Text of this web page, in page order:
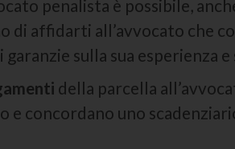
penalista è possibile,
di affidarti all’avvocato che
sulla sua esperienza e
della parcella
concordano uno